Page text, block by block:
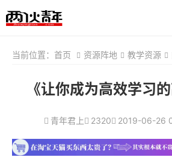
当前位置： 首页 资源阵地 教学资源
《让你成为高效学习
青年君上 2320 2019-06-26